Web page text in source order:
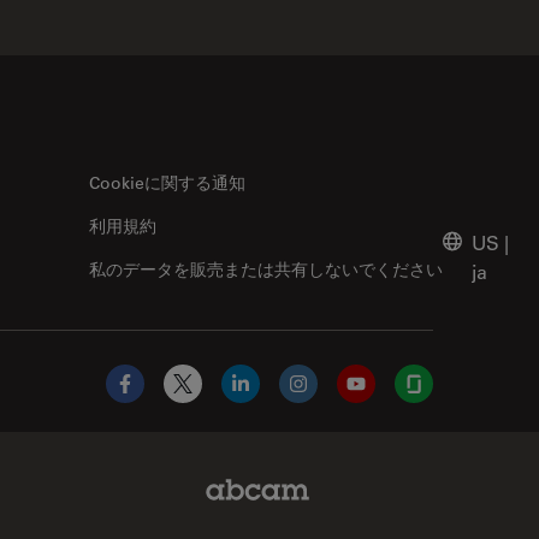
Cookieに関する通知
私のデータを販売または共有しないでください
利用規約
US |
ja
Facebook
X LinkedInInstagramYouTubeGlassdoor